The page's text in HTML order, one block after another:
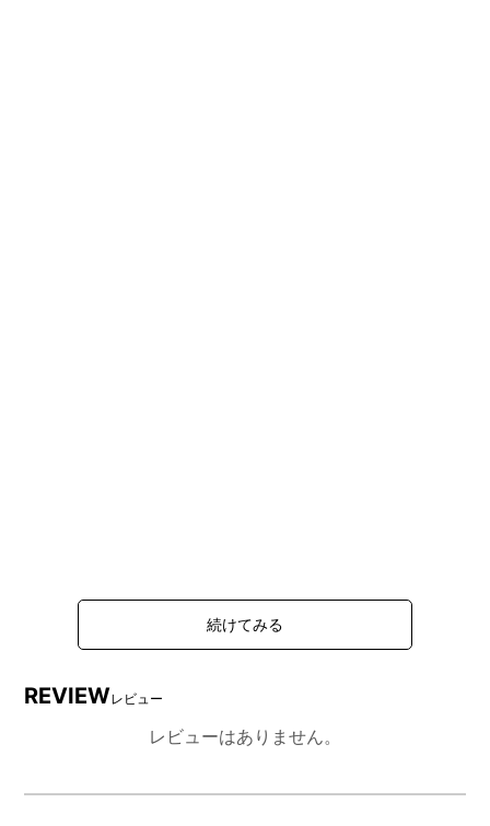
REVIEWレビュー
レビューはありません。